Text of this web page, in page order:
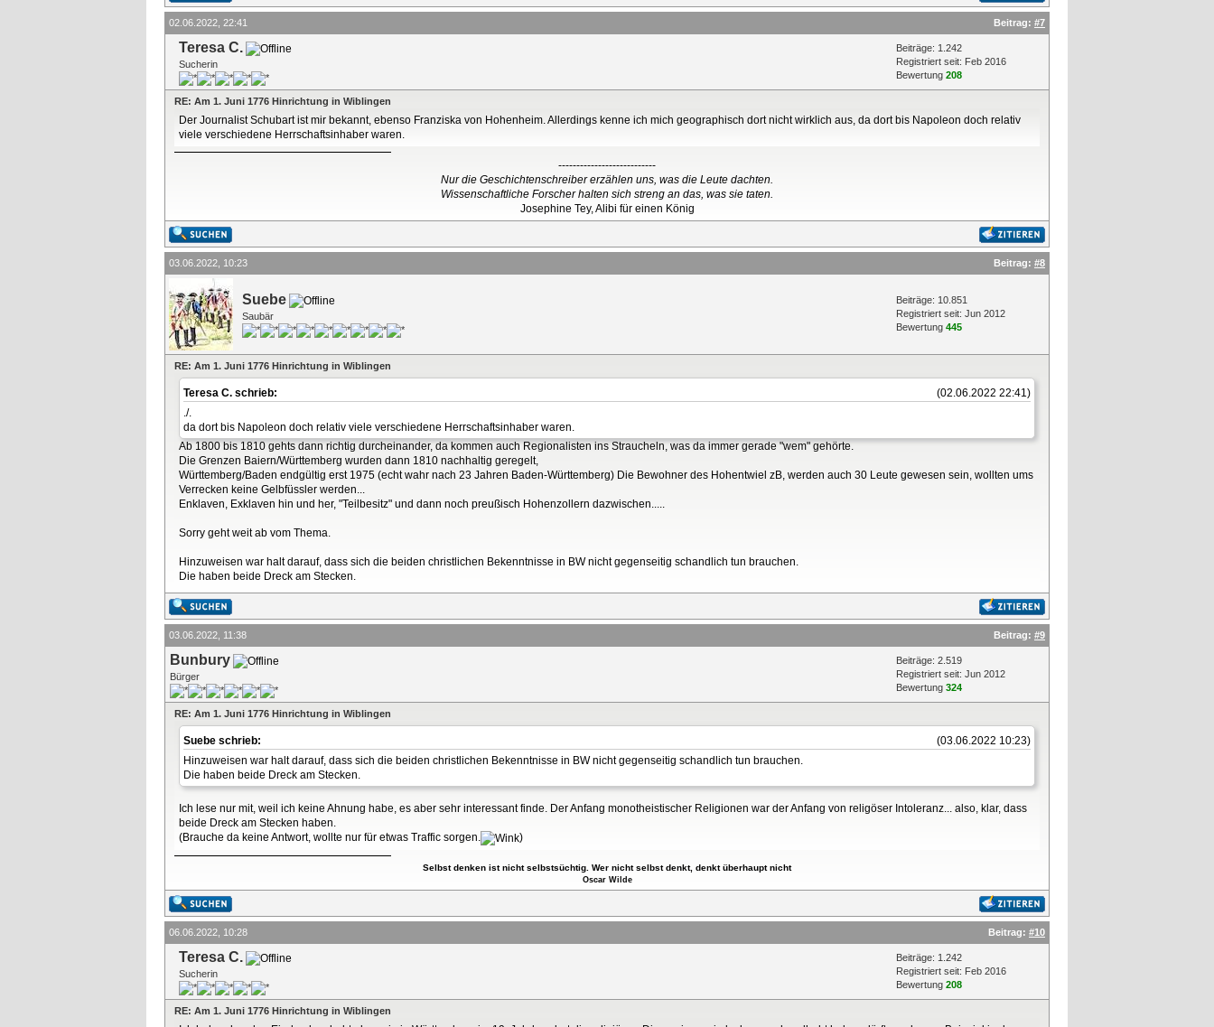
02.06.2022, 22:41 Beitrag: #7
Teresa C.
Sucherin
Beiträge: 1.242
Registriert seit: Feb 2016
Bewertung 208
RE: Am 1. Juni 1776 Hinrichtung in Wiblingen
Der Journalist Schubart ist mir bekannt, ebenso Franziska von Hohenheim. Allerdings kenne ich mich geographisch dort nicht wirklich aus, da dort bis Napoleon doch relativ
viele verschiedene Herrschaftsinhaber waren.
---------------------------
Nur die Geschichtenschreiber erzählen uns, was die Leute dachten.
Wissenschaftliche Forscher halten sich streng an das, was sie taten.
Josephine Tey, Alibi für einen König
03.06.2022, 10:23 Beitrag: #8
Suebe
Saubär
Beiträge: 10.851
Registriert seit: Jun 2012
Bewertung 445
RE: Am 1. Juni 1776 Hinrichtung in Wiblingen
(02.06.2022 22:41)
Teresa C. schrieb:
./.
da dort bis Napoleon doch relativ viele verschiedene Herrschaftsinhaber waren.
Ab 1800 bis 1810 gehts dann richtig durcheinander, da kommen auch Regionalisten ins Straucheln, was da immer gerade "wem" gehörte.
Die Grenzen Baiern/Württemberg wurden dann 1810 nachhaltig geregelt,
Württemberg/Baden endgültig erst 1975 (echt wahr nach 23 Jahren Baden-Württemberg) Die Bewohner des Hohentwiel zB, werden auch 30 Leute gewesen sein, wollten ums
Verrecken keine Gelbfüssler werden...
Enklaven, Exklaven hin und her, "Teilbesitz" und dann noch preußisch Hohenzollern dazwischen.....
Sorry geht weit ab vom Thema.
Hinzuweisen war halt darauf, dass sich die beiden christlichen Bekenntnisse in BW nicht gegenseitig schandlich tun brauchen.
Die haben beide Dreck am Stecken.
03.06.2022, 11:38 Beitrag: #9
Bunbury
Bürger
Beiträge: 2.519
Registriert seit: Jun 2012
Bewertung 324
RE: Am 1. Juni 1776 Hinrichtung in Wiblingen
(03.06.2022 10:23)
Suebe schrieb:
Hinzuweisen war halt darauf, dass sich die beiden christlichen Bekenntnisse in BW nicht gegenseitig schandlich tun brauchen.
Die haben beide Dreck am Stecken.
Ich lese nur mit, weil ich keine Ahnung habe, es aber sehr interessant finde. Der Anfang monotheistischer Religionen war der Anfang von religöser Intoleranz... also, klar, dass
beide Dreck am Stecken haben.
(Brauche da keine Antwort, wollte nur für etwas Traffic sorgen.
)
Selbst denken ist nicht selbstsüchtig. Wer nicht selbst denkt, denkt überhaupt nicht
Oscar Wilde
06.06.2022, 10:28 Beitrag: #10
Teresa C.
Sucherin
Beiträge: 1.242
Registriert seit: Feb 2016
Bewertung 208
RE: Am 1. Juni 1776 Hinrichtung in Wiblingen